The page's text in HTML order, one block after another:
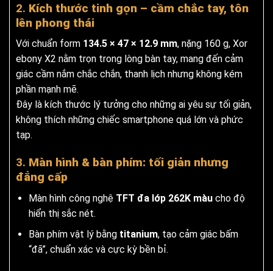
2. Kích thước tinh gọn – cầm chắc tay, tôn
lên phong thái
Với chuẩn form 134.5 × 47 × 12.9 mm, nặng 160 g, Xor
ebony X2 nằm trọn trong lòng bàn tay, mang đến cảm
giác cầm nắm chắc chắn, thanh lịch nhưng không kém
phần mạnh mẽ.
Đây là kích thước lý tưởng cho những ai yêu sự tối giản,
không thích những chiếc smartphone quá lớn và phức
tạp.
3. Màn hình & bàn phím: tối giản nhưng
đẳng cấp
Màn hình công nghệ TFT đa lớp 262K màucho độ
hiển thị sắc nét.
Bàn phím vật lý bằng titanium, tạo cảm giác bấm
“đã”, chuẩn xác và cực kỳ bền bỉ.